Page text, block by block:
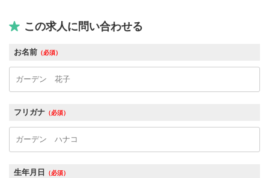
この求人に問い合わせる
お名前 （必須）
フリガナ （必須）
生年月日 （必須）